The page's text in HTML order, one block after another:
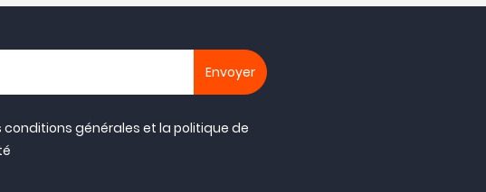
conditions générales et lapolitique de